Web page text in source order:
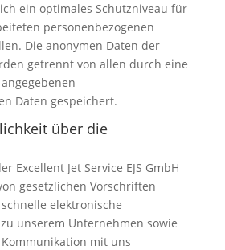
ein optimales Schutzniveau für
personenbezogenen
Die anonymen Daten der
getrennt von allen durch eine
Daten gespeichert.
über die
Excellent Jet Service EJS GmbH
gesetzlichen Vorschriften
elektronische
unserem Unternehmen sowie
mit uns